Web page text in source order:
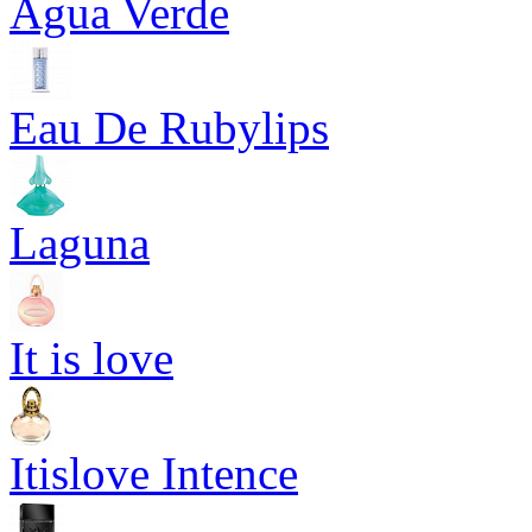
Agua Verde
Eau De Rubylips
Laguna
It is love
Itislove Intence